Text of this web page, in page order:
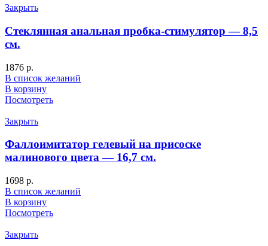
Закрыть
Стеклянная анальная пробка-стимулятор — 8,5
см.
1876 р.
В список желаний
В корзину
Посмотреть
Закрыть
Фаллоимитатор гелевый на присоске
малинового цвета — 16,7 см.
1698 р.
В список желаний
В корзину
Посмотреть
Закрыть